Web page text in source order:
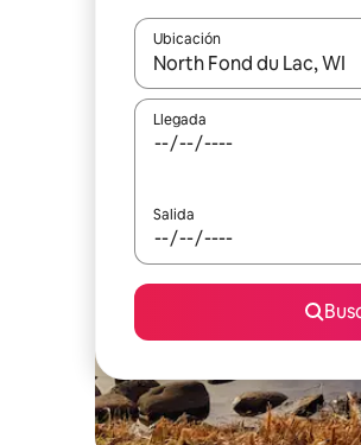
Ubicación
Cuando los resultados
Llegada
Salida